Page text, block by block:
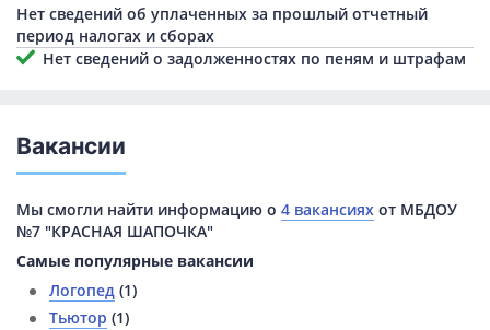
Нет сведений об уплаченных за прошлый отчетный
период налогах и сборах
Нет сведений о задолженностях по пеням и штрафам
Вакансии
Мы смогли найти информацию о 4 вакансиях от МБДОУ
№7 "КРАСНАЯ ШАПОЧКА"
Самые популярные вакансии
Логопед (1)
Тьютор (1)